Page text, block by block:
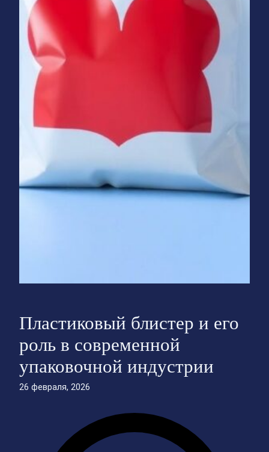
Пластиковый блистер и его
роль в современной
упаковочной индустрии
26 февраля, 2026